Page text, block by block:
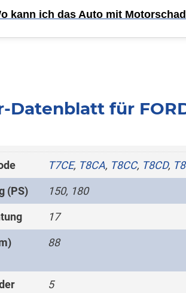
kann ich das Auto mit
Datenblatt für
T7CE, T8CA, T8CC, T8CD,
(PS) 150, 180
17
88
5